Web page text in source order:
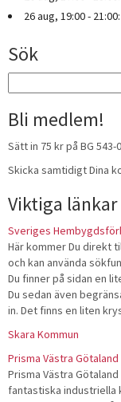
26 aug, 19:00 -
Sök
efter:
Bli medlem!
Sätt in 75 kr på BG
Skicka samtidigt Dina
Viktiga länkar
Sveriges
Här kommer Du direkt
och kan använda
Du finner på sidan en
Du sedan även
in. Det finns en liten
Skara Kommun
Prisma Västra Götaland
Prisma Västra
fantastiska industriella